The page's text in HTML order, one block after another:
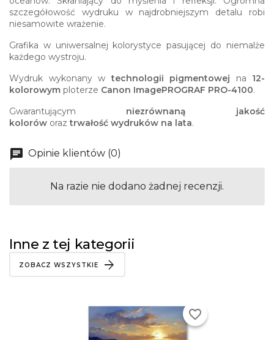
szczegółowość wydruku w najdrobniejszym detalu robi
niesamowite wrażenie.
Grafika w uniwersalnej kolorystyce pasującej do niemalże
każdego wystroju.
Wydruk wykonany wtechnologii pigmentowej na 12-
kolorowym ploterze Canon ImagePROGRAF PRO-4100.
Gwarantującym niezrównaną jakość
kolorów oraztrwałość wydruków na lata.
Opinie klientów (0)
Na razie nie dodano żadnej recenzji.
Inne z tej kategorii
ZOBACZ WSZYSTKIE
favorite_border